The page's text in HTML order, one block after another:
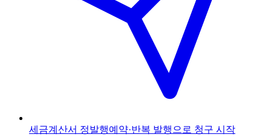
세금계산서 정발행예약·반복 발행으로 청구 시작